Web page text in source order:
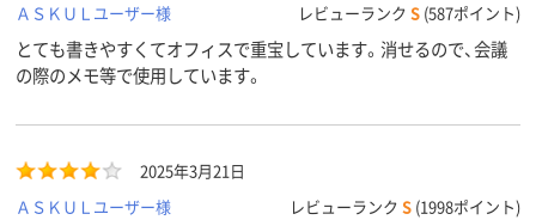
ＡＳＫＵＬユーザー様
レビューランク S (587ポイント)
とても書きやすくてオフィスで重宝しています。消せるので、会議
の際のメモ等で使用しています。
2025年3月21日
ＡＳＫＵＬユーザー様
レビューランク S (1998ポイント)